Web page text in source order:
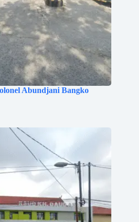
Abundjani Bangko